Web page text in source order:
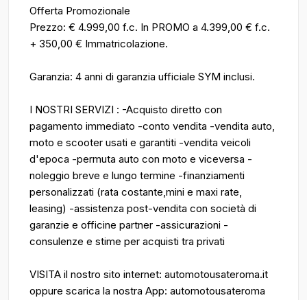
Offerta Promozionale
Prezzo: € 4.999,00 f.c. In PROMO a 4.399,00 € f.c.
+ 350,00 € Immatricolazione.
Garanzia: 4 anni di garanzia ufficiale SYM inclusi.
I NOSTRI SERVIZI : -Acquisto diretto con
pagamento immediato -conto vendita -vendita auto,
moto e scooter usati e garantiti -vendita veicoli
d'epoca -permuta auto con moto e viceversa -
noleggio breve e lungo termine -finanziamenti
personalizzati (rata costante,mini e maxi rate,
leasing) -assistenza post-vendita con società di
garanzie e officine partner -assicurazioni -
consulenze e stime per acquisti tra privati
VISITA il nostro sito internet: automotousateroma.it
oppure scarica la nostra App: automotousateroma